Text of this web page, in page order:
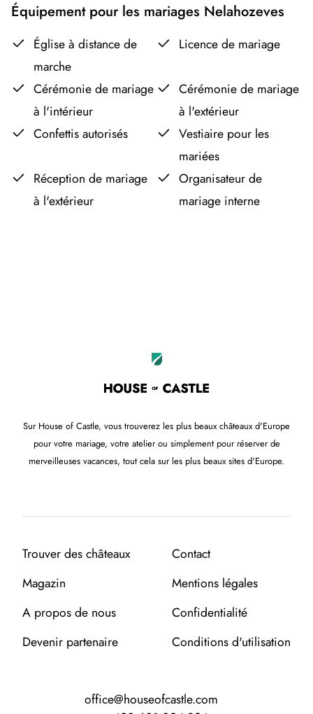
Équipement pour les mariages Nelahozeves
Église à distance de
marche
Licence de mariage
Cérémonie de mariage
à l'intérieur
Cérémonie de mariage
à l'extérieur
Confettis autorisés
Vestiaire pour les
mariées
Réception de mariage
à l'extérieur
Organisateur de
mariage interne
Sur House of Castle, vous trouverez les plus beaux châteaux d'Europe
pour votre mariage, votre atelier ou simplement pour réserver de
merveilleuses vacances, tout cela sur les plus beaux sites d'Europe.
Trouver des châteaux
Magazin
A propos de nous
Devenir partenaire
Contact
Mentions légales
Confidentialité
Conditions d'utilisation
office@houseofcastle.com